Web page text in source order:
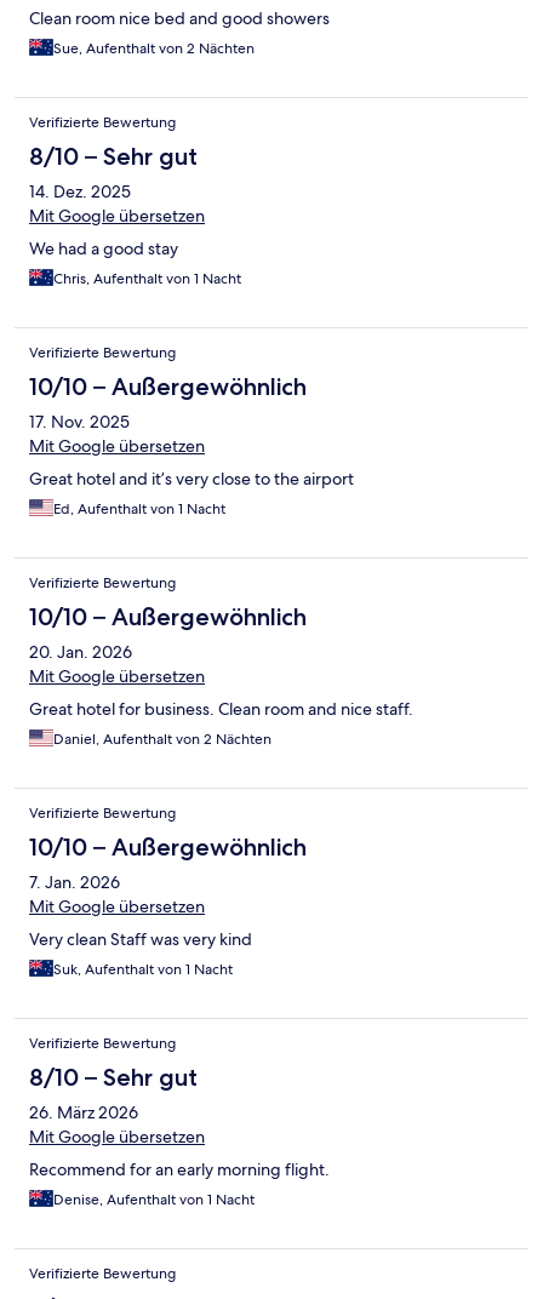
Clean room nice bed and good showers
Sue, Aufenthalt von 2 Nächten
Verifizierte Bewertung
8/10 – Sehr gut
14. Dez. 2025
Mit Google übersetzen
We had a good stay
Chris, Aufenthalt von 1 Nacht
Verifizierte Bewertung
10/10 – Außergewöhnlich
17. Nov. 2025
Mit Google übersetzen
Great hotel and it’s very close to the airport
Ed, Aufenthalt von 1 Nacht
Verifizierte Bewertung
10/10 – Außergewöhnlich
20. Jan. 2026
Mit Google übersetzen
Great hotel for business. Clean room and nice staff.
Daniel, Aufenthalt von 2 Nächten
Verifizierte Bewertung
10/10 – Außergewöhnlich
7. Jan. 2026
Mit Google übersetzen
Very clean Staff was very kind
Suk, Aufenthalt von 1 Nacht
Verifizierte Bewertung
8/10 – Sehr gut
26. März 2026
Mit Google übersetzen
Recommend for an early morning flight.
Denise, Aufenthalt von 1 Nacht
Verifizierte Bewertung